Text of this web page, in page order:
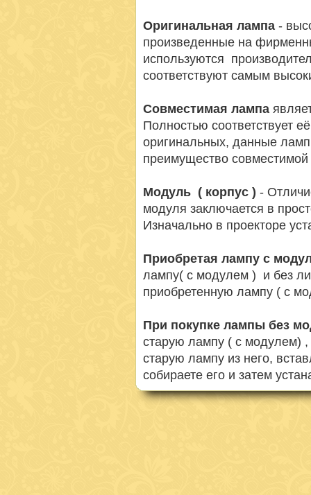
Оригинальная лампа -
произведенные на
используются
соответствуют самым
Совместимая лампа
Полностью соответствует
оригинальных, данные
преимущество
Модуль ( корпус ) -
модуля заключается в
Изначально в проекторе
Приобретая лампу с
лампу( с модулем ) и без
приобретенную лампу ( с
При покупке лампы без
старую лампу ( с модулем) ,
старую лампу из него,
собираете его и затем